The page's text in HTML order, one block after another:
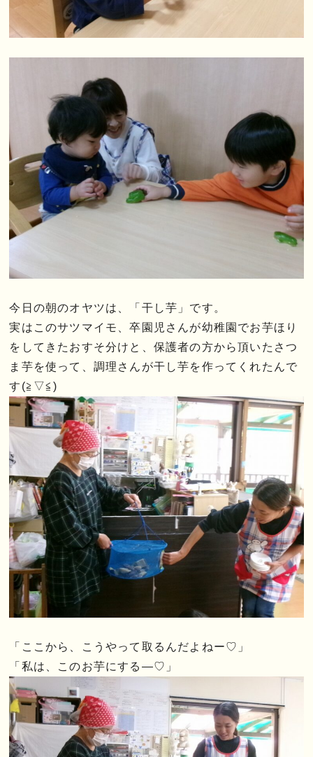
今日の朝のオヤツは、「干し芋」です。
実はこのサツマイモ、卒園児さんが幼稚園でお芋ほり
をしてきたおすそ分けと、保護者の方から頂いたさつ
ま芋を使って、調理さんが干し芋を作ってくれたんで
す(≧▽≦)
「ここから、こうやって取るんだよねー♡」
「私は、このお芋にする―♡」